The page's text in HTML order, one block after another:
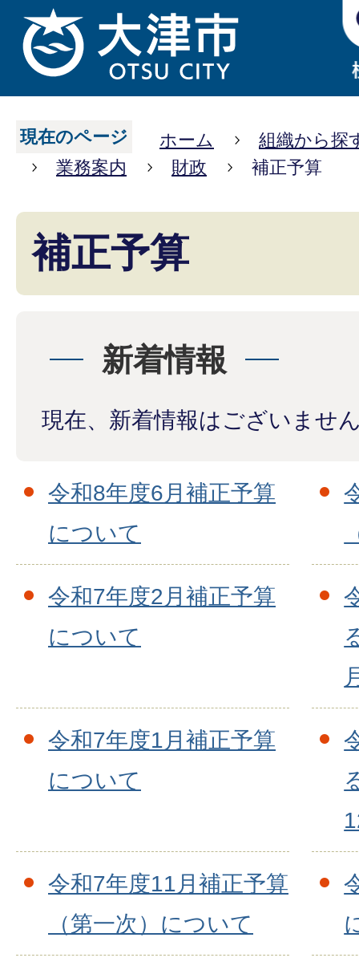
現在のページ ホーム
組織から探
業務案内
財政 補正予算
補正予算
新着情報
現在、新着情報はございませ
令和8年度6月補正予算
について
令和7年度2月補正予算
について
令和7年度1月補正予算
について
令和7年度11月補正予算
（第一次）について